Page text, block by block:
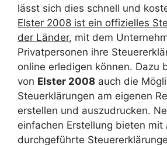
lässt sich dies schnell und
Elster 2008 ist ein offizielles
der Länder, mit dem
Privatpersonen ihre
online erledigen können. Dazu
von Elster 2008 auch die
Steuerklärungen am eigenen
erstellen und auszudrucken.
einfachen Erstellung bieten mit
durchgeführte